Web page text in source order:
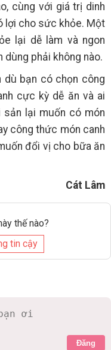
cùng với giá trị dinh
lợi cho sức khỏe. Một
lại dễ làm và ngon
phải không nào.
dù bạn có chọn công
cực kỳ dễ ăn và ai
sản lại muốn có món
công thức món canh
đổi vị cho bữa ăn
Cát Lâm
thế nào?
tin cậy
Đăng